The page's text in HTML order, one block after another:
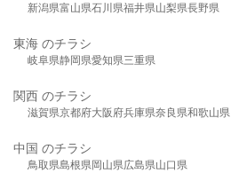
新潟県富山県石川県福井県山梨県長野県
東海 のチラシ
岐阜県静岡県愛知県三重県
関西 のチラシ
滋賀県京都府大阪府兵庫県奈良県和歌山県
中国 のチラシ
鳥取県島根県岡山県広島県山口県